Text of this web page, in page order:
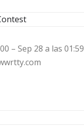
– Sep 28 a las 01:59